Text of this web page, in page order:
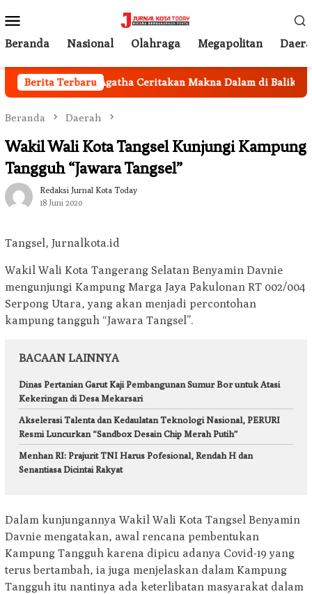
ke
kontenMobile
Beranda Nasional Olahraga Megapolitan
Berita Terbaru
Terduga, Dean Agatha Ceritakan Makna Dalam di Balik Lagu
Beranda Daerah
Wakil Wali Kota Tangsel Kunjungi Kampung
Tangguh “Jawara Tangsel”
Redaksi Jurnal Kota Today
18 Juni 2020
Tangsel, Jurnalkota.id
Wakil Wali Kota Tangerang Selatan Benyamin Davnie
mengunjungi Kampung Marga Jaya Pakulonan RT 002/004
Serpong Utara, yang akan menjadi percontohan
kampung tangguh “Jawara Tangsel”.
BACAAN LAINNYA
Dinas Pertanian Garut Kaji Pembangunan Sumur Bor untuk Atasi
Kekeringan di Desa Mekarsari
Akselerasi Talenta dan Kedaulatan Teknologi Nasional, PERURI
Resmi Luncurkan “Sandbox Desain Chip Merah Putih”
Menhan RI: Prajurit TNI Harus Pofesional, Rendah H dan
Senantiasa Dicintai Rakyat
Dalam kunjungannya Wakil Wali Kota Tangsel Benyamin
Davnie mengatakan, awal rencana pembentukan
Kampung Tangguh karena dipicu adanya Covid-19 yang
terus bertambah, ia juga menjelaskan dalam Kampung
Tangguh itu nantinya ada keterlibatan masyarakat dalam